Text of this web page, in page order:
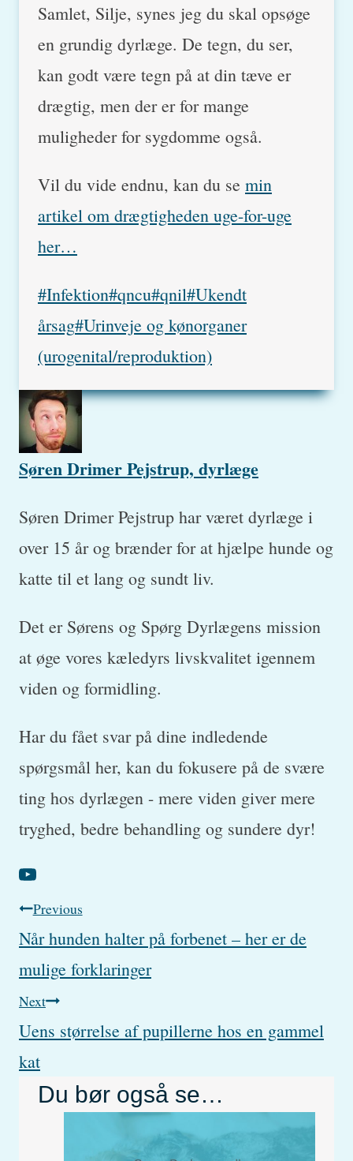
Samlet, Silje, synes jeg du skal opsøge
en grundig dyrlæge. De tegn, du ser,
kan godt være tegn på at din tæve er
drægtig, men der er for mange
muligheder for sygdomme også.
Vil du vide endnu, kan du se min
artikel om drægtigheden uge-for-uge
her…
Post
Tags:
#Infektion#qncu#qnil#Ukendt
årsag#Urinveje og kønorganer
(urogenital/reproduktion)
Søren Drimer Pejstrup, dyrlæge
Søren Drimer Pejstrup har været dyrlæge i
over 15 år og brænder for at hjælpe hunde og
katte til et lang og sundt liv.
Det er Sørens og Spørg Dyrlægens mission
at øge vores kæledyrs livskvalitet igennem
viden og formidling.
Har du fået svar på dine indledende
spørgsmål her, kan du fokusere på de svære
ting hos dyrlægen - mere viden giver mere
tryghed, bedre behandling og sundere dyr!
Post
navigation
Previous
Når hunden halter på forbenet – her er de
mulige forklaringer
Next
Uens størrelse af pupillerne hos en gammel
kat
Du bør også se…